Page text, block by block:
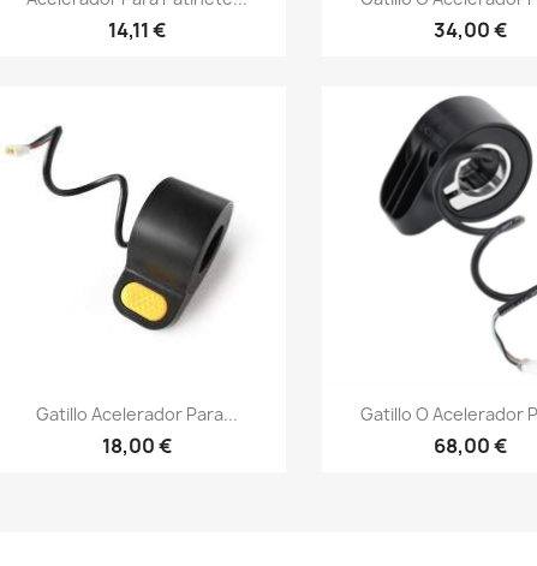
14,11 € 34,00 €
Vista rápida
Gatillo Acelerador Para...
18,00 €
Vista
Gatillo O Acelerador
68,00 €